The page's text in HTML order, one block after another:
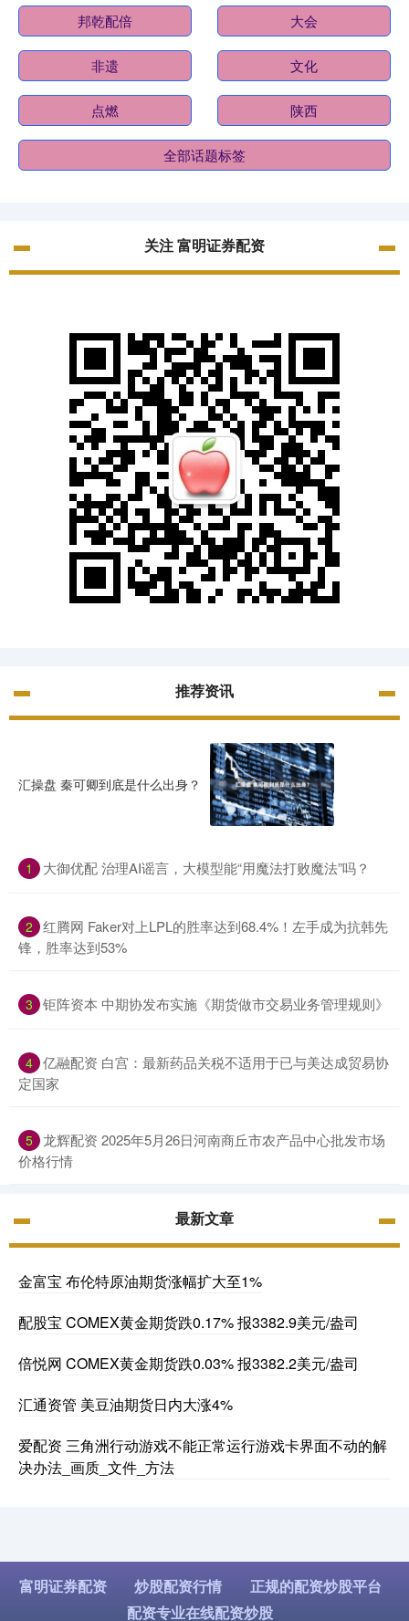
邦乾配倍 大会
非遗 文化
点燃 陕西
全部话题标签
关注 富明证券配资
推荐资讯
汇操盘 秦可卿到底是什么出身？
1 大御优配 治理AI谣言，大模型能“用魔法打败魔法”吗？
2 红腾网 Faker对上LPL的胜率达到68.4%！左手成为抗韩先
锋，胜率达到53%
3 钜阵资本 中期协发布实施《期货做市交易业务管理规则》
4 亿融配资 白宫：最新药品关税不适用于已与美达成贸易协
定国家
5 龙辉配资 2025年5月26日河南商丘市农产品中心批发市场
价格行情
最新文章
金富宝 布伦特原油期货涨幅扩大至1%
配股宝 COMEX黄金期货跌0.17% 报3382.9美元/盎司
倍悦网 COMEX黄金期货跌0.03% 报3382.2美元/盎司
汇通资管 美豆油期货日内大涨4%
爱配资 三角洲行动游戏不能正常运行游戏卡界面不动的解
决办法_画质_文件_方法
富明证券配资 炒股配资行情
正规的配资炒股平台
配资专业在线配资炒股